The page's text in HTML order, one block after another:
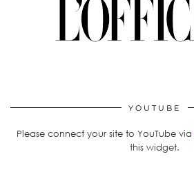
YOUTUBE
Please connect your site to YouTube via
this widget.